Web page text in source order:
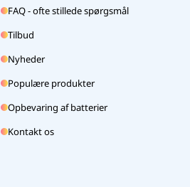
FAQ - ofte stillede spørgsmål
Tilbud
Nyheder
Populære produkter
Opbevaring af batterier
Kontakt os